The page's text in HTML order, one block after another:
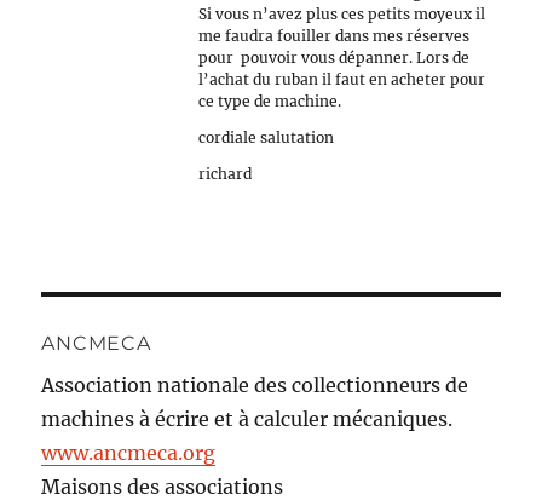
Si vous n’avez plus ces petits moyeux il
me faudra fouiller dans mes réserves
pour pouvoir vous dépanner. Lors de
l’achat du ruban il faut en acheter pour
ce type de machine.
cordiale salutation
richard
ANCMECA
Association nationale des collectionneurs de
machines à écrire et à calculer mécaniques.
www.ancmeca.org
Maisons des associations